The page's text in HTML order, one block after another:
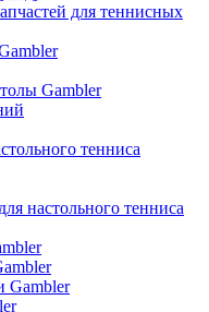
для теннисных
Gambler
тенниса
настольного тенниса
Gambler